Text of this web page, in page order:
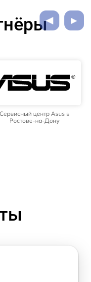
Сервисный центр Asus в
Ростове-на-Дону